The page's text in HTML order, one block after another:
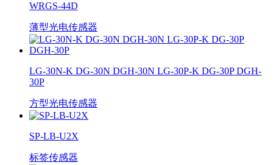
WRGS-44D
薄型光电传感器
LG-30N-K DG-30N DGH-30N LG-30P-K DG-30P DGH-
30P
方型光电传感器
SP-LB-U2X
标签传感器